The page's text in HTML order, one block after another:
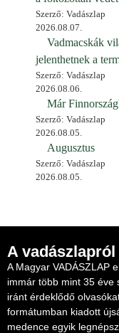
Szerző: Vadászlap
2026.08.07.
Vadmacskák
jelenthetnek a
Szerző: Vadászlap
2026.08.06.
Már
Szerző: Vadászlap
2026.08.05.
Augusztus
Szerző: Vadászlap
2026.08.05.
A vadászlapról
A Magyar VADÁSZLAP
immár több mint 35 éve
iránt érdeklődő
formátumban kiadott
medence egyik